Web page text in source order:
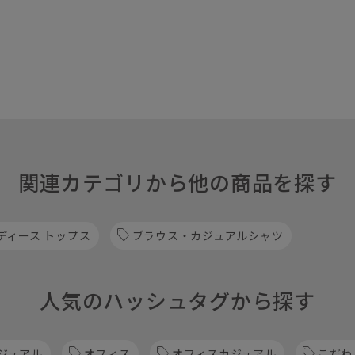
関連カテゴリから他の商品を探す
ィース トップス ブラウス・カジュアルシャツ
人気のハッシュタグから探す